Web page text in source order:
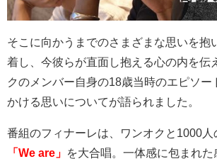
そこに向かうまでのさまざまな思いを抱
着し、今彼らが直面し抱える心の内を伝
クのメンバー自身の18歳当時のエピソー
かける思いについてが語られました。
番組のフィナーレは、ワンオクと 1000
「We are」
を大合唱。一体感に包まれた